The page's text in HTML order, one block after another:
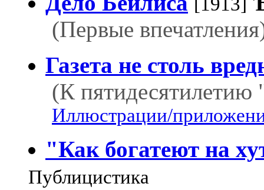
[1913]
(Первые
Газета не столь
(К пятидесятилетию
Иллюстрации/
"Как богатеют на
Публицистика